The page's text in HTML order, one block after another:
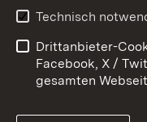
Barrierefreiheit
Impressum
Technisch
Drittanbieter-
Facebook, X /
gesamten